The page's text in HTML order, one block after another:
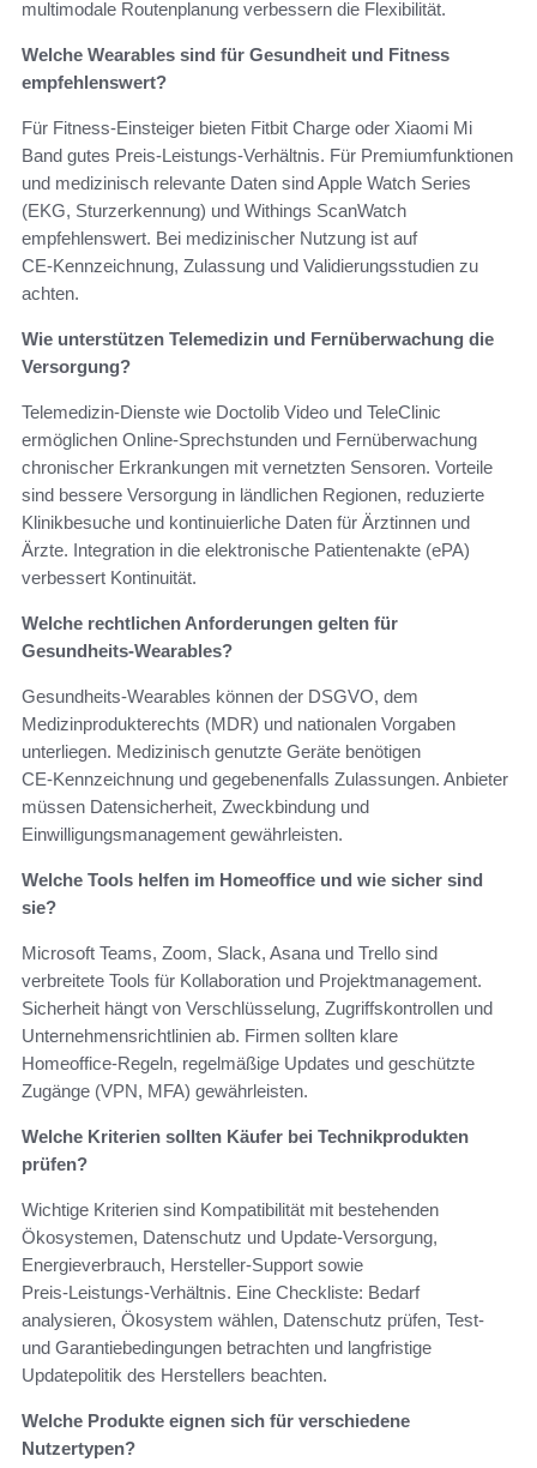
multimodale Routenplanung verbessern die Flexibilität.
Welche Wearables sind für Gesundheit und Fitness
empfehlenswert?
Für Fitness‑Einsteiger bieten Fitbit Charge oder Xiaomi Mi
Band gutes Preis‑Leistungs‑Verhältnis. Für Premiumfunktionen
und medizinisch relevante Daten sind Apple Watch Series
(EKG, Sturzerkennung) und Withings ScanWatch
empfehlenswert. Bei medizinischer Nutzung ist auf
CE‑Kennzeichnung, Zulassung und Validierungsstudien zu
achten.
Wie unterstützen Telemedizin und Fernüberwachung die
Versorgung?
Telemedizin‑Dienste wie Doctolib Video und TeleClinic
ermöglichen Online‑Sprechstunden und Fernüberwachung
chronischer Erkrankungen mit vernetzten Sensoren. Vorteile
sind bessere Versorgung in ländlichen Regionen, reduzierte
Klinikbesuche und kontinuierliche Daten für Ärztinnen und
Ärzte. Integration in die elektronische Patientenakte (ePA)
verbessert Kontinuität.
Welche rechtlichen Anforderungen gelten für
Gesundheits‑Wearables?
Gesundheits‑Wearables können der DSGVO, dem
Medizinprodukterechts (MDR) und nationalen Vorgaben
unterliegen. Medizinisch genutzte Geräte benötigen
CE‑Kennzeichnung und gegebenenfalls Zulassungen. Anbieter
müssen Datensicherheit, Zweckbindung und
Einwilligungsmanagement gewährleisten.
Welche Tools helfen im Homeoffice und wie sicher sind
sie?
Microsoft Teams, Zoom, Slack, Asana und Trello sind
verbreitete Tools für Kollaboration und Projektmanagement.
Sicherheit hängt von Verschlüsselung, Zugriffskontrollen und
Unternehmensrichtlinien ab. Firmen sollten klare
Homeoffice‑Regeln, regelmäßige Updates und geschützte
Zugänge (VPN, MFA) gewährleisten.
Welche Kriterien sollten Käufer bei Technikprodukten
prüfen?
Wichtige Kriterien sind Kompatibilität mit bestehenden
Ökosystemen, Datenschutz und Update‑Versorgung,
Energieverbrauch, Hersteller‑Support sowie
Preis‑Leistungs‑Verhältnis. Eine Checkliste: Bedarf
analysieren, Ökosystem wählen, Datenschutz prüfen, Test‑
und Garantiebedingungen betrachten und langfristige
Updatepolitik des Herstellers beachten.
Welche Produkte eignen sich für verschiedene
Nutzertypen?